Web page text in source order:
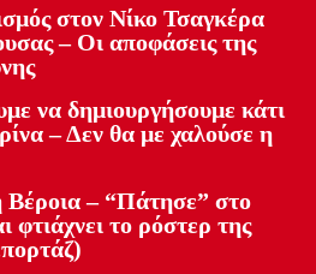
στον Νίκο Τσαγκέρα
– Οι αποφάσεις της
να δημιουργήσουμε κάτι
– Δεν θα με χαλούσε η
Βέροια – “Πάτησε” στο
φτιάχνει το ρόστερ της